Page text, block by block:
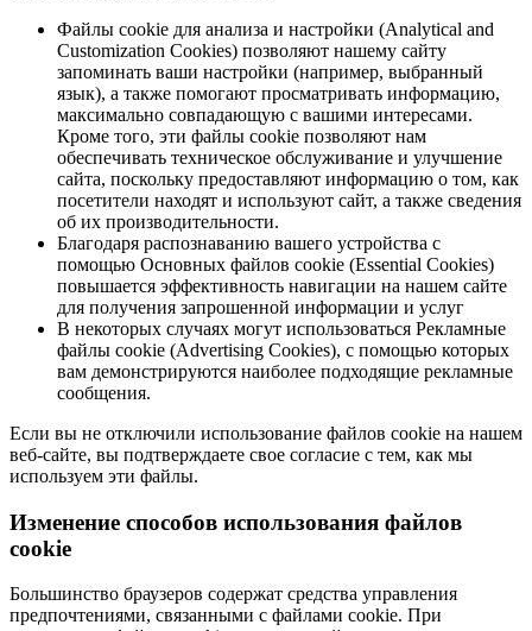
Файлы cookie для анализа и настройки (Analytical and
Customization Cookies) позволяют нашему сайту
запоминать ваши настройки (например, выбранный
язык), а также помогают просматривать информацию,
максимально совпадающую с вашими интересами.
Кроме того, эти файлы cookie позволяют нам
обеспечивать техническое обслуживание и улучшение
сайта, поскольку предоставляют информацию о том, как
посетители находят и используют сайт, а также сведения
об их производительности.
Благодаря распознаванию вашего устройства с
помощью Основных файлов cookie (Essential Cookies)
повышается эффективность навигации на нашем сайте
для получения запрошенной информации и услуг
В некоторых случаях могут использоваться Рекламные
файлы cookie (Advertising Cookies), с помощью которых
вам демонстрируются наиболее подходящие рекламные
сообщения.
Если вы не отключили использование файлов cookie на нашем
веб-сайте, вы подтверждаете свое согласие с тем, как мы
используем эти файлы.
Изменение способов использования файлов
cookie
Большинство браузеров содержат средства управления
предпочтениями, связанными с файлами cookie. При